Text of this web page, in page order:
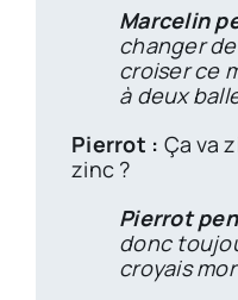
Marcelin
changer
croiser ce
à deux
Pierrot : Ça va
zinc ?
Pierrot
donc
croyais